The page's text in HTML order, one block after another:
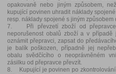
opakovaně nebo jiným způsobem,
kupující povinen uhradit náklady
resp. náklady spojené s jiným způsobem
7. Při převzetí zboží od přepravce
neporušenost obalů zboží a v případě
oznámit přepravci, zapsat do
je balík poškozen, případně jej
obalu svědčícího o neoprávněném
zásilku od přepravce převzít.
8. Kupující je povinen po zkontrolování